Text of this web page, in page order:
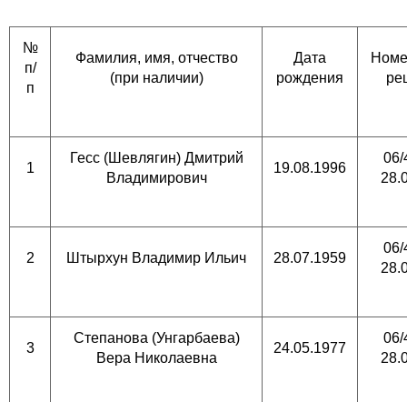
№
п/
п
Фамилия, имя, отчество
(при наличии)
Дата
рождения
1
Гесс (Шевлягин) Дмитрий
Владимирович
19.08.1996
06/
2 Штырхун Владимир Ильич 28.07.1959
06/
3
Степанова (Унгарбаева)
Вера Николаевна
24.05.1977
06/